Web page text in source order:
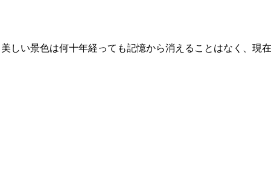
しい景色は何十年経っても記憶から消えることはなく、現